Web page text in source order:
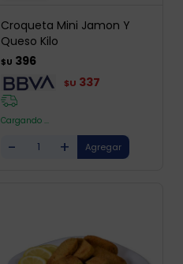
Croqueta Mini Jamon Y
Queso Kilo
$U 396
$U 337
Cargando ...
- +